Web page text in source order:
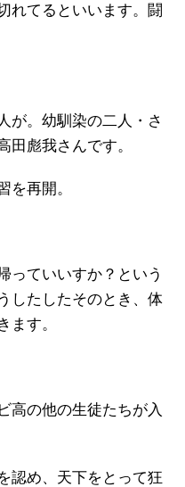
れてるといいます。闘
が。幼馴染の二人・さ
田彪我さんです。
を再開。
っていいすか？という
したしたそのとき、体
ます。
高の他の生徒たちが入
認め、天下をとって狂